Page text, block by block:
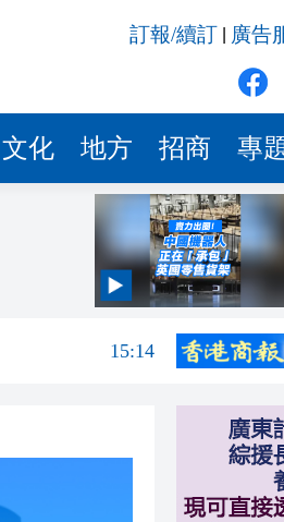
訂報/續訂 廣告
文化 地方 招商 專
15:22
15:14